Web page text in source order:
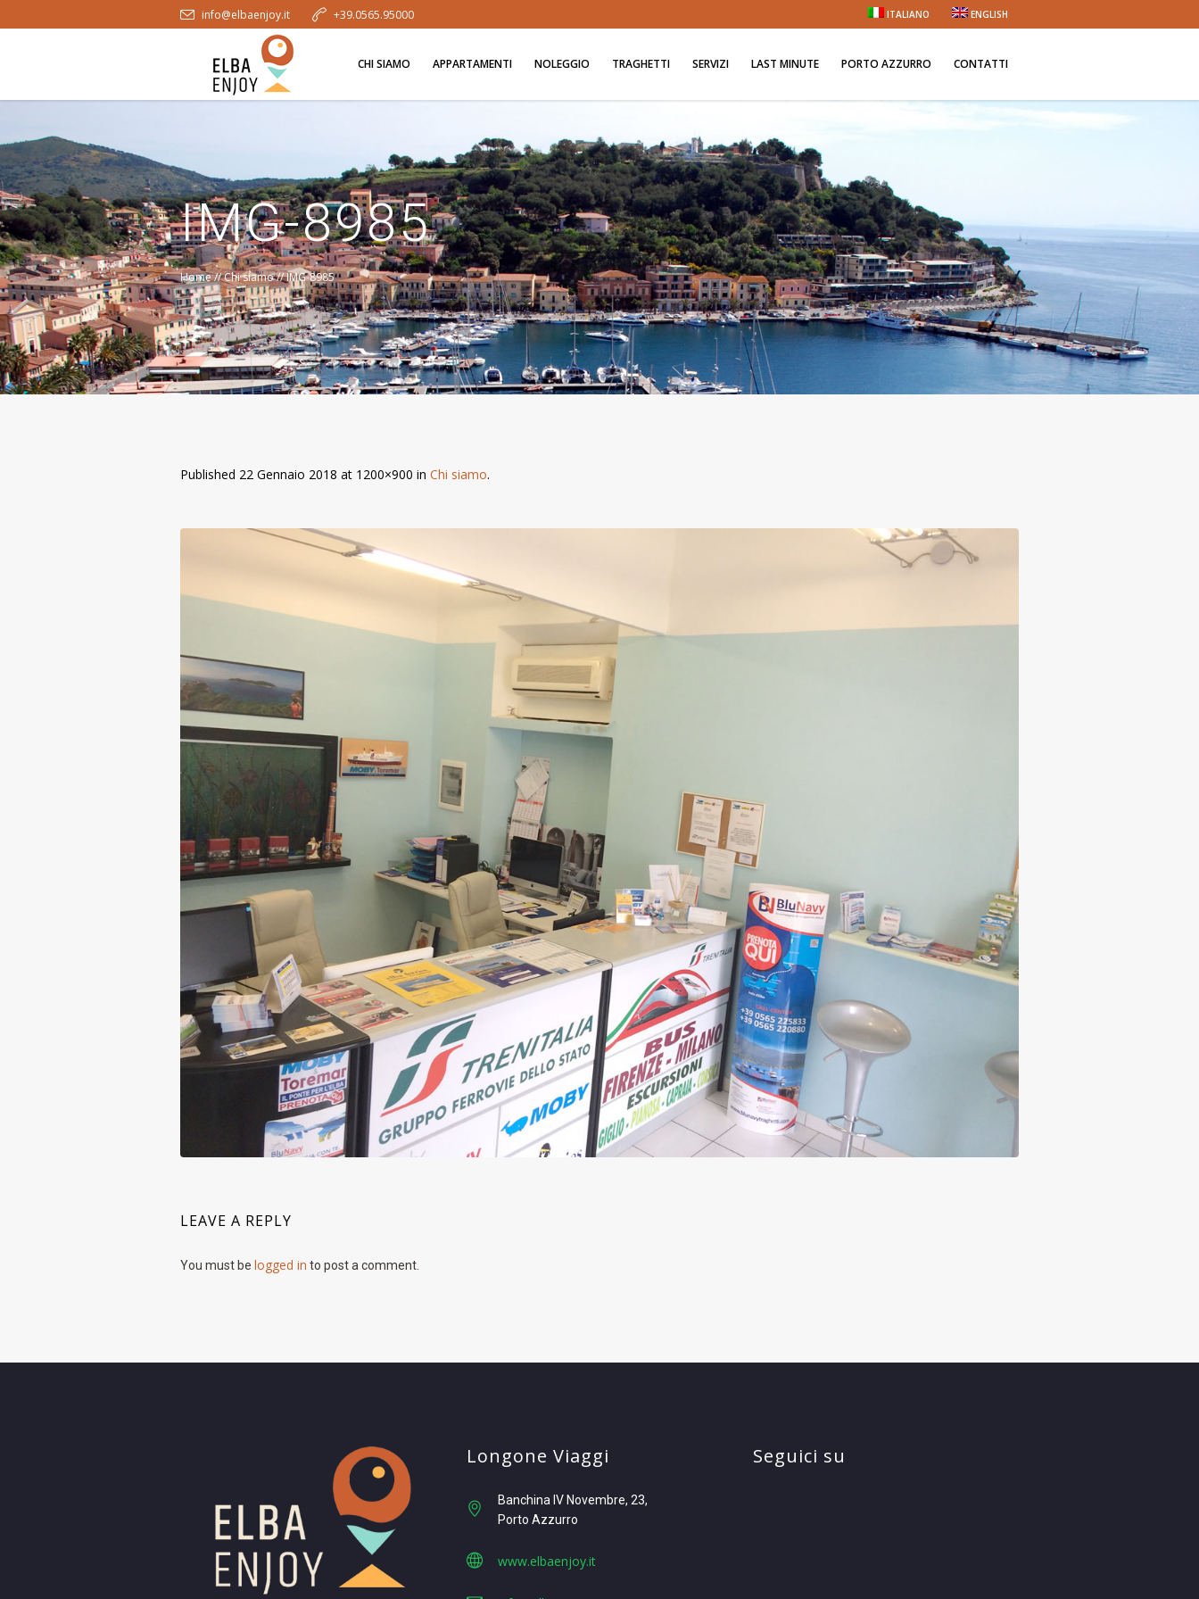
ITALIANO ENGLISH
info@elbaenjoy.it +39.0565.95000
CHI SIAMO APPARTAMENTI NOLEGGIO TRAGHETTI SERVIZI LAST MINUTE PORTO AZZURRO CONTATTI
IMG-8985
Home//Chi siamo//IMG-8985
Published 22 Gennaio 2018 at 1200×900 in Chi siamo.
LEAVE A REPLY
You must be logged in to post a comment.
Longone Viaggi
Banchina IV Novembre, 23
Porto Azzurro
www.elbaenjoy.it
Seguici su